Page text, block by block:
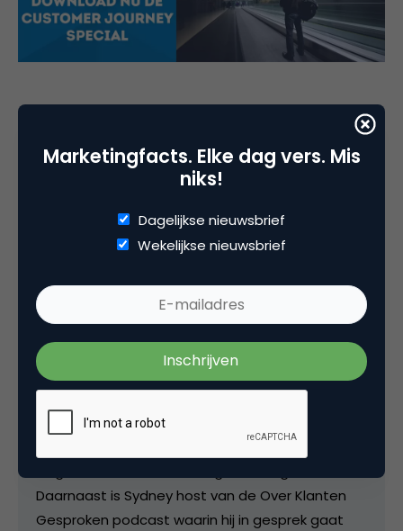
Deel dit artikel
Sydney Brouwer
Spreker & Specialist
Gesproken
van een klantgerichte cultuur. Hij staat als
Daarnaast is Sydney host van de Over Klanten
Gesproken podcast waarin hij in gesprek gaat
Marketingfacts. Elke dag vers. Mis
niks!
Dagelijkse nieuwsbrief
Wekelijkse nieuwsbrief